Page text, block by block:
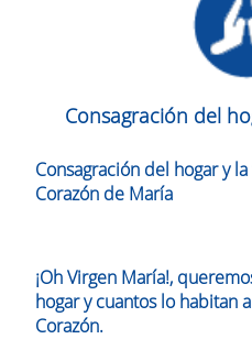
Inscription
Consagración del
Consagración del hogar y
Corazón de María
¡Oh Virgen María!,
hogar y cuantos lo habitan
Corazón.